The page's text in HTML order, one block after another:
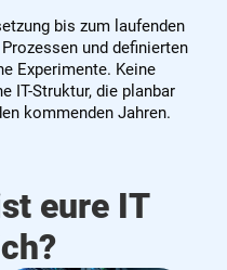
bis zum laufenden
und definierten
Experimente. Keine
IT-Struktur, die planbar
kommenden Jahren.
eure IT